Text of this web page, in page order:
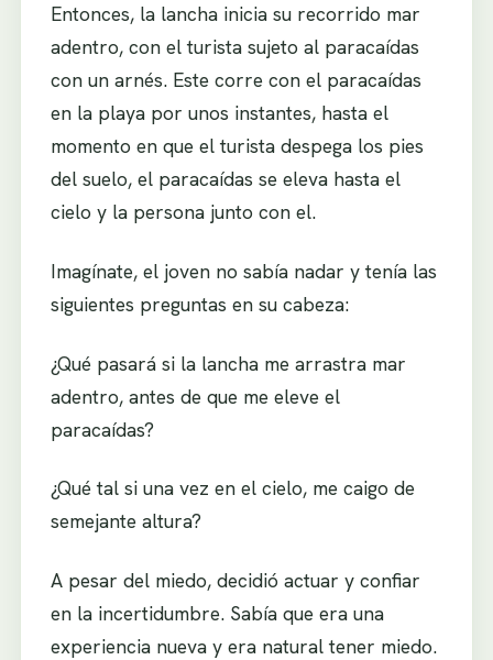
Entonces, la lancha inicia su recorrido mar
adentro, con el turista sujeto al paracaídas
con un arnés. Este corre con el paracaídas
en la playa por unos instantes, hasta el
momento en que el turista despega los pies
del suelo, el paracaídas se eleva hasta el
cielo y la persona junto con el.
Imagínate, el joven no sabía nadar y tenía las
siguientes preguntas en su cabeza:
¿Qué pasará si la lancha me arrastra mar
adentro, antes de que me eleve el
paracaídas?
¿Qué tal si una vez en el cielo, me caigo de
semejante altura?
A pesar del miedo, decidió actuar y confiar
en la incertidumbre. Sabía que era una
experiencia nueva y era natural tener miedo.